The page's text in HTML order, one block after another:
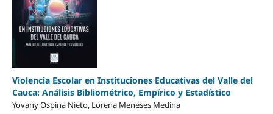
Violencia Escolar en Instituciones Educativas del Valle del
Cauca: Análisis Bibliométrico, Empírico y Estadístico
Yovany Ospina Nieto, Lorena Meneses Medina